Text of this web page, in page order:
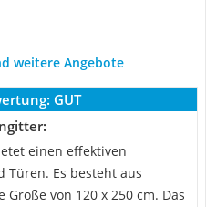
weitere Angebote
GUT
einen effektiven
Türen. Es besteht aus
von 120 x 250 cm. Das